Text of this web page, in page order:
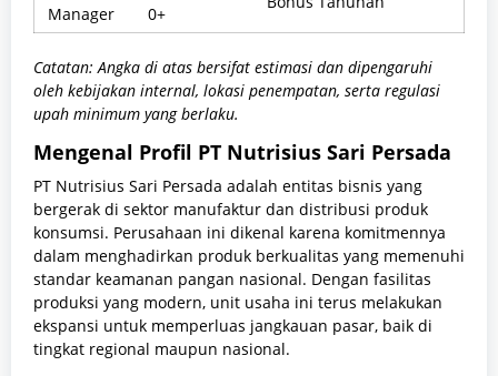
Manager
0+
Catatan: Angka di atas bersifat estimasi dan dipengaruhi
oleh kebijakan internal, lokasi penempatan, serta regulasi
upah minimum yang berlaku.
Mengenal Profil PT Nutrisius Sari Persada
PT Nutrisius Sari Persada adalah entitas bisnis yang
bergerak di sektor manufaktur dan distribusi produk
konsumsi. Perusahaan ini dikenal karena komitmennya
dalam menghadirkan produk berkualitas yang memenuhi
standar keamanan pangan nasional. Dengan fasilitas
produksi yang modern, unit usaha ini terus melakukan
ekspansi untuk memperluas jangkauan pasar, baik di
tingkat regional maupun nasional.